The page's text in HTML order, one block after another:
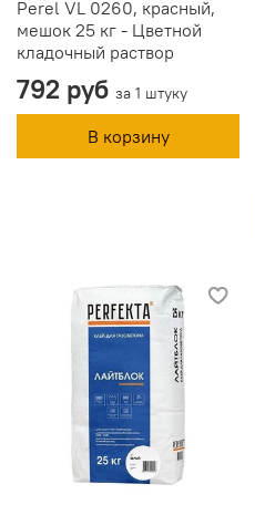
Perel VL 0260, красный,
мешок 25 кг - Цветной
кладочный раствор
792 руб за 1 штуку
В корзину